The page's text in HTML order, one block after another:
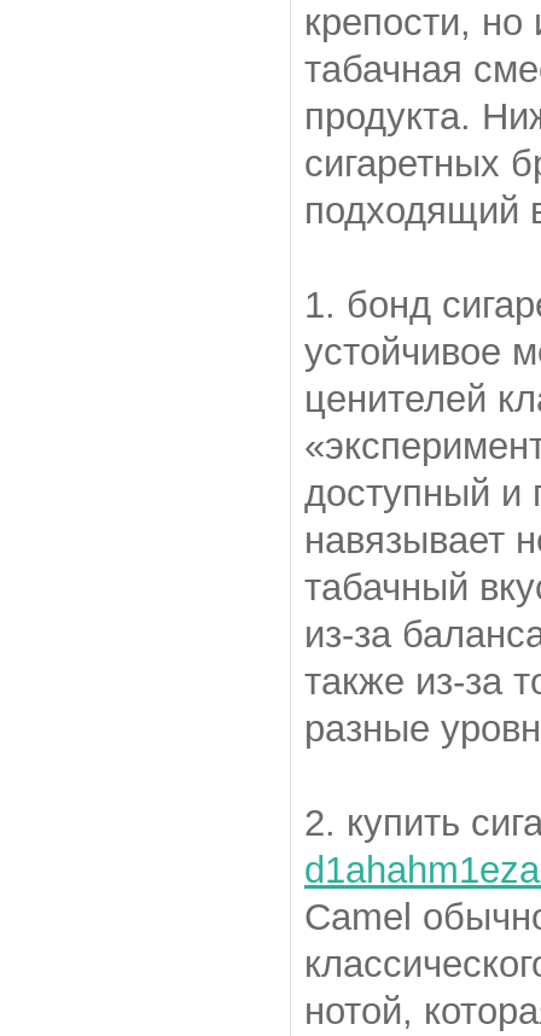
крепости,
табачная
продукта.
сигаретных
подходящий
1. бонд
устойчивое
ценителей
доступный и
навязывает
табачный
из-за
также из-за
разные
2. купить
Camel
нотой,